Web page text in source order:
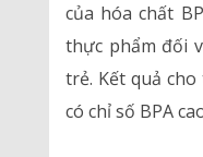
của hóa chất
thực phẩm đối
trẻ. Kết quả
có chỉ số BPA